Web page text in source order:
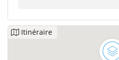
Itinéraire